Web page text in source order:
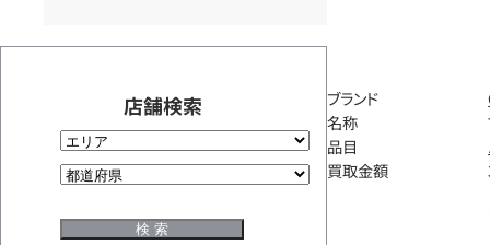
店舗検索 ブランド
名称
品目
買取金額